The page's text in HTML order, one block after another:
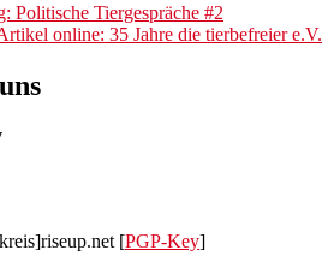
Politische Tiergespräche #2
online: 35 Jahre die tierbefreier e.V.
[PGP-Key]